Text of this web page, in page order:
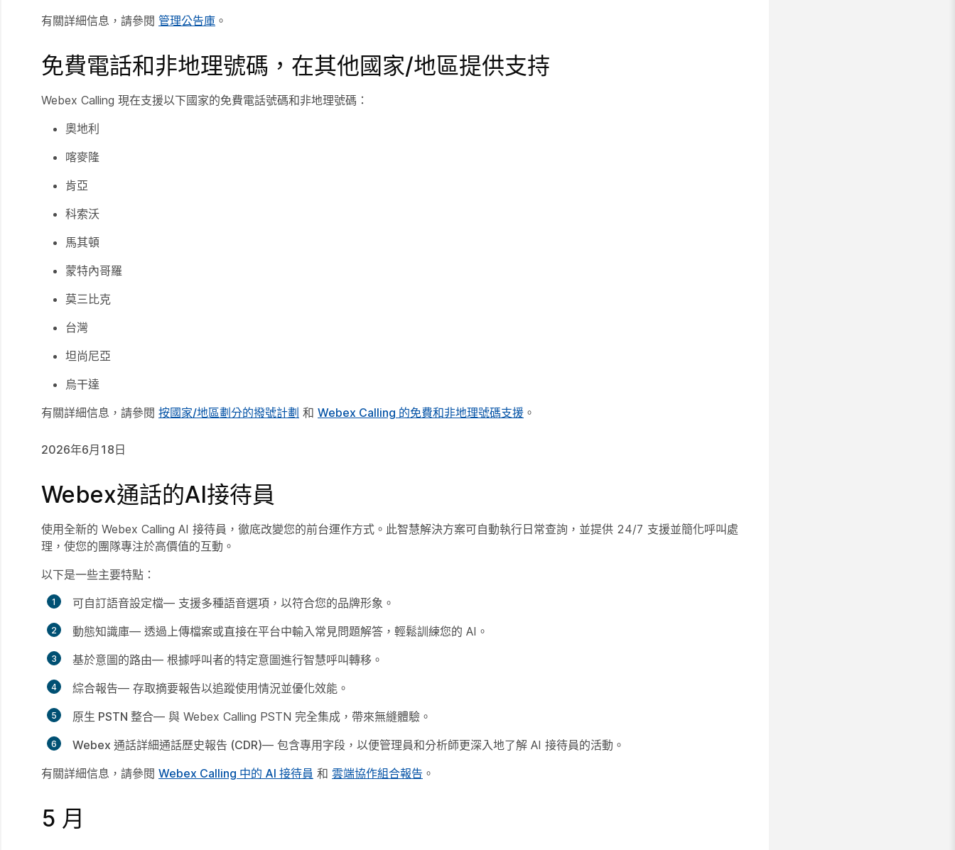
有關詳細信息，請參閱 管理公告庫 。
免費電話和非地理號碼，在其他國家/地區提供支持
Webex Calling 現在支援以下國家的免費電話號碼和非地理號碼：
奧地利
喀麥隆
肯亞
科索沃
馬其頓
蒙特內哥羅
莫三比克
台灣
坦尚尼亞
烏干達
有關詳細信息，請參閱 按國家/地區劃分的撥號計劃 和 Webex Calling 的免費和非地理號碼支援 。
2026年6月18日
Webex通話的AI接待員
使用全新的 Webex Calling AI 接待員，徹底改變您的前台運作方式。此智慧解決方案可自動執行日常查詢，並提供 24/7 支援並簡化呼叫處
理，使您的團隊專注於高價值的互動。
以下是一些主要特點：
可自訂語音設定檔— 支援多種語音選項，以符合您的品牌形象。
動態知識庫— 透過上傳檔案或直接在平台中輸入常見問題解答，輕鬆訓練您的 AI。
基於意圖的路由— 根據呼叫者的特定意圖進行智慧呼叫轉移。
綜合報告— 存取摘要報告以追蹤使用情況並優化效能。
原生 PSTN 整合— 與 Webex Calling PSTN 完全集成，帶來無縫體驗。
Webex 通話詳細通話歷史報告 (CDR)— 包含專用字段，以便管理員和分析師更深入地了解 AI 接待員的活動。
有關詳細信息，請參閱 Webex Calling 中的 AI 接待員 和 雲端協作組合報告 。
5 月